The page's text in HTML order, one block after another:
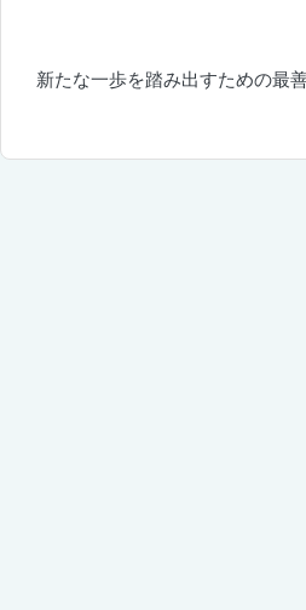
新たな一歩を踏み出すための最